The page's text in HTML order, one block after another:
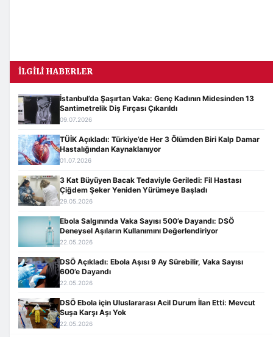
İLGILI HABERLER
İstanbul’da Şaşırtan Vaka: Genç Kadının Midesinden 13
Santimetrelik Diş Fırçası Çıkarıldı
09.07.2026
TÜİK Açıkladı: Türkiye’de Her 3 Ölümden Biri Kalp Damar
Hastalığından Kaynaklanıyor
01.07.2026
3 Kat Büyüyen Bacak Tedaviyle Geriledi: Fil Hastası
Çiğdem Şeker Yeniden Yürümeye Başladı
29.05.2026
Ebola Salgınında Vaka Sayısı 500’e Dayandı: DSÖ
Deneysel Aşıların Kullanımını Değerlendiriyor
22.05.2026
DSÖ Açıkladı: Ebola Aşısı 9 Ay Sürebilir, Vaka Sayısı
600’e Dayandı
22.05.2026
DSÖ Ebola için Uluslararası Acil Durum İlan Etti: Mevcut
Suşa Karşı Aşı Yok
22.05.2026